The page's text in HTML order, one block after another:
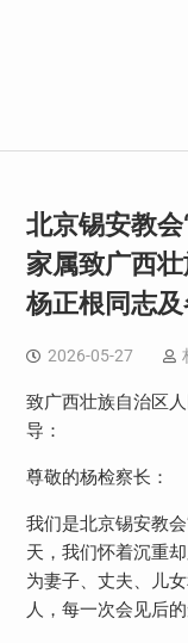
北京锡安教
家属致广西
杨正根同志
2026-05-27
致广西壮族自治区
导：
尊敬的杨检察长：
我们是北京锡安教会
天，我们怀着沉重
为妻子、丈夫、儿
人，每一次会见后